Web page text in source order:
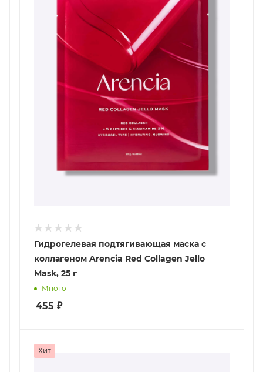
Гидрогелевая подтягивающая маска с
коллагеном Arencia Red Collagen Jello
Mask, 25 г
Много
455 ₽
Хит